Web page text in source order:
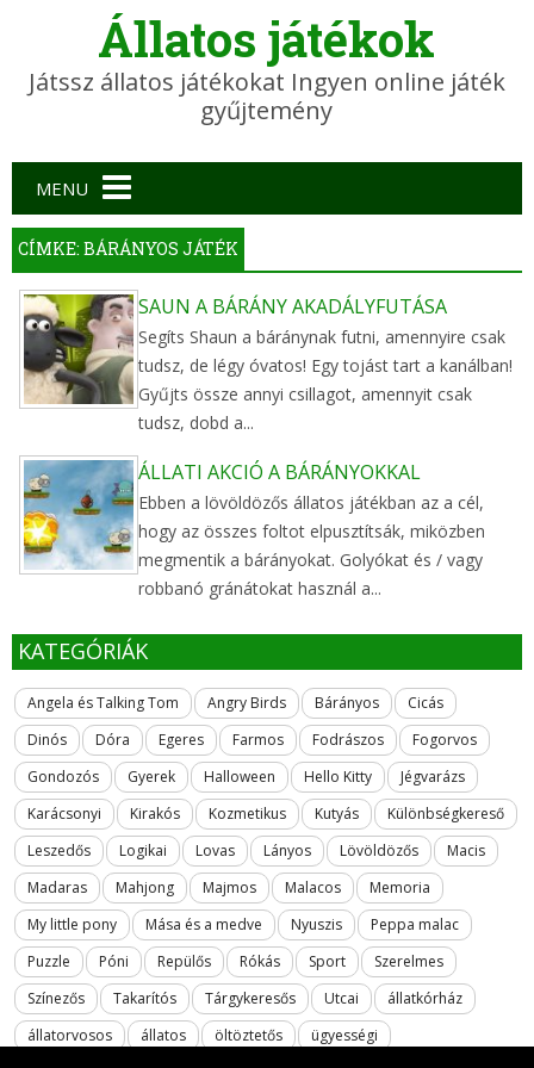
Állatos játékok
Játssz állatos játékokat Ingyen online játék
gyűjtemény
Main menu
MENU
CÍMKE: BÁRÁNYOS JÁTÉK
SAUN A BÁRÁNY AKADÁLYFUTÁSA
Segíts Shaun a báránynak futni, amennyire csak
tudsz, de légy óvatos! Egy tojást tart a kanálban!
Gyűjts össze annyi csillagot, amennyit csak
tudsz, dobd a...
ÁLLATI AKCIÓ A BÁRÁNYOKKAL
Ebben a lövöldözős állatos játékban az a cél,
hogy az összes foltot elpusztítsák, miközben
megmentik a bárányokat. Golyókat és / vagy
robbanó gránátokat használ a...
KATEGÓRIÁK
Angela és Talking Tom Angry Birds Bárányos
Cicás
Dinós
Dóra Egeres Farmos Fodrászos
Fogorvos
Gondozós
Gyerek Halloween Hello Kitty
Jégvarázs
Karácsonyi
Kirakós Kozmetikus Kutyás
Különbségkereső
Leszedős
Logikai Lovas Lányos Lövöldözős
Macis
Madaras
Mahjong Majmos Malacos
Memoria
My little pony
Mása és a medve Nyuszis
Peppa malac
Puzzle
Póni Repülős Rókás Sport
Szerelmes
Színezős
Takarítós Tárgykeresős Utcai
állatkórház
állatorvosos
állatos öltöztetős ügyességi